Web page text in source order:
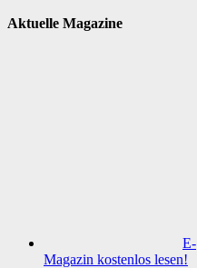
Aktuelle Magazine
E-
Magazin kostenlos lesen!